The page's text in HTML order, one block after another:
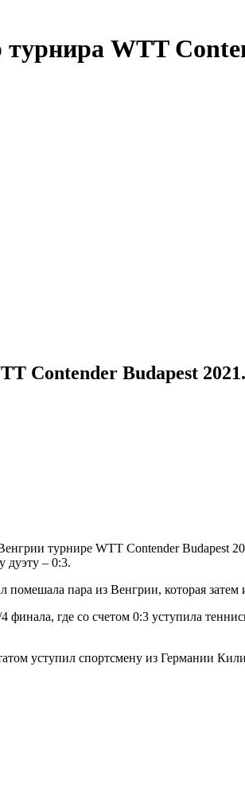
WTT
Contender Budapest 2021.
турнире WTT Contender Budapest
дуэту – 0:3.
пара из Венгрии, которая затем
где со счетом 0:3 уступила
уступил спортсмену из Германии